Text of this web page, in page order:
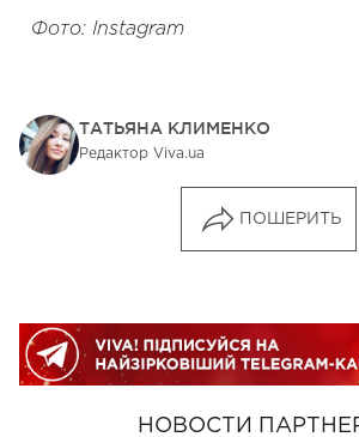
Фото: Instagram
ТАТЬЯНА КЛИМЕНКО
Редактор Viva.ua
ПОШЕРИТЬ
НОВОСТИ